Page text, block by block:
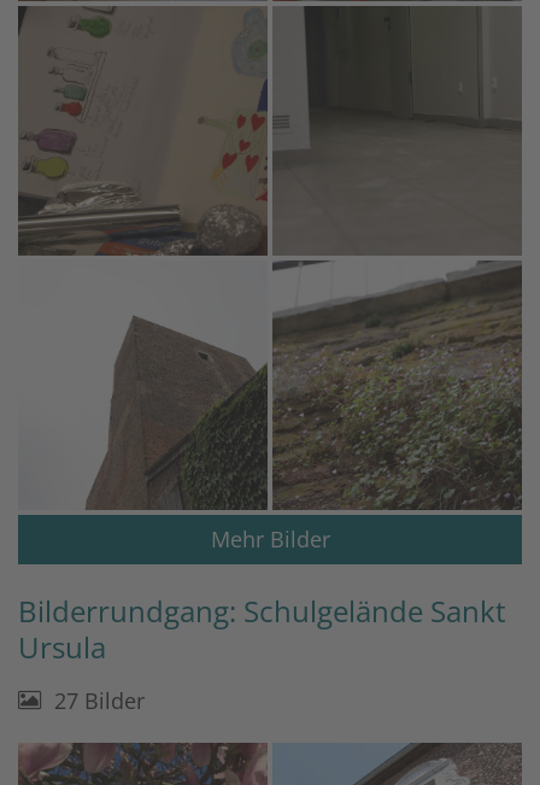
Mehr Bilder
Bilderrundgang: Schulgelände Sankt
Ursula
27 Bilder